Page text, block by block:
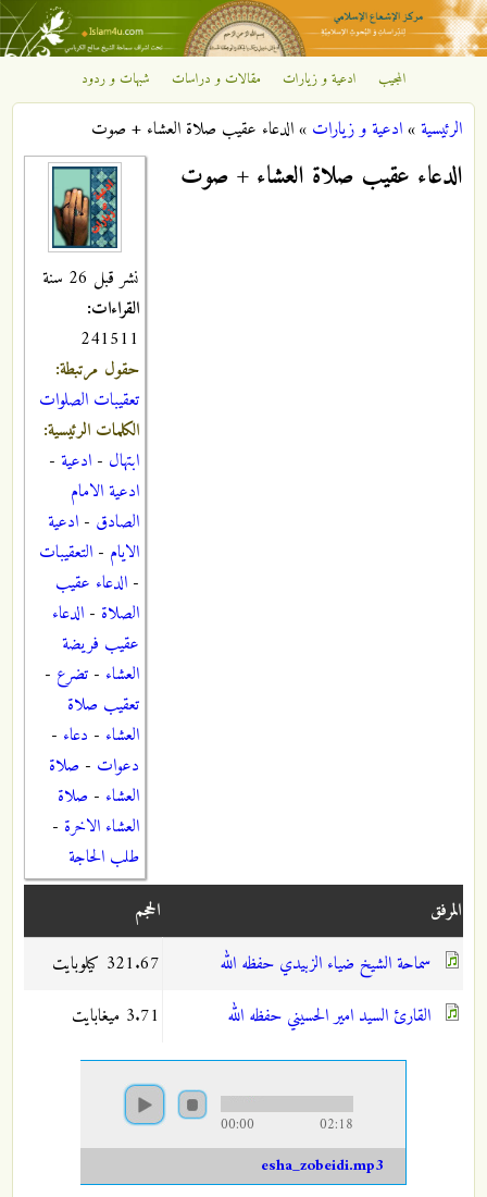
تجاوز إلى المحتوى الرئيسي
مركز
الإشعاع
الإسلامي
المجيب ادعية و زيارات مقالات و دراسات شبهات و ردود
أنت هنا
الرئيسية»ادعية و زيارات »الدعاء عقيب صلاة العشاء + صوت
نشر قبل 26 سنة
القراءات:
241511
حقول مرتبطة:
تعقيبات الصلوات
الكلمات الرئيسية:
ابتهال - ادعية -
ادعية الامام
الصادق - ادعية
الايام - التعقيبات
- الدعاء عقيب
الصلاة - الدعاء
عقيب فريضة
العشاء - تضرع -
تعقيب صلاة
العشاء - دعاء -
دعوات - صلاة
العشاء - صلاة
العشاء الاخرة -
طلب الحاجة
الدعاء عقيب صلاة العشاء + صوت
المرفق
الحجم
سماحة الشيخ ضياء الزبيدي حفظه الله
321.67 كيلوبايت
القارئ السيد امير الحسيني حفظه الله
3.71 ميغابايت
00:00 02:18
esha_zobeidi.mp3